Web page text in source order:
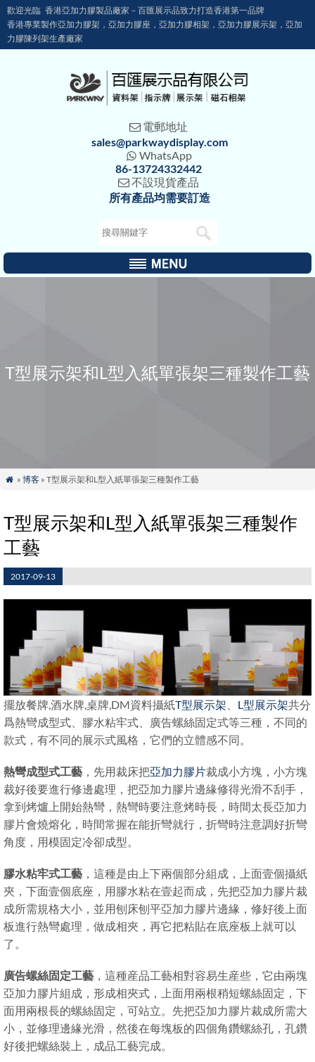
歡迎光臨 香港亞加力膠製品廠家－百匯展示品致力打造香港第一品牌
香港專業製作亞加力膠架，亞加力膠座，亞加力膠相架，亞加力膠展示架，亞加
力膠陳列架生產廠家
 電郵地址
sales@parkwaydisplay.com
 WhatsApp
86-13724332442
不設現貨產品
所有產品均需要訂造
T型展示架和L型入紙單張架三種製作工藝
 » 博客» T型展示架和L型入紙單張架三種製作工藝
T型展示架和L型入紙單張架三種製作
工藝
2017-09-13
擺放餐牌,酒水牌,桌牌,DM資料攝紙T型展示架 L型展示架共分
爲熱彎成型式、膠水粘牢式、廣告螺絲固定式等三種，不同的
款式，有不同的展示式風格，它們的立體感不同。
熱彎成型式工藝 ，先用裁床把亞加力膠片裁成小方塊，小方塊
裁好後要進行修邊處理，把亞加力膠片邊緣修得光滑不刮手，
拿到烤爐上開始熱彎，熱彎時要注意烤時長，時間太長亞加力
膠片會燒熔化，時間常握在能折彎就行，折彎時注意調好折彎
角度，用模固定冷卻成型。
膠水粘牢式工藝 ，這種是由上下兩個部分組成，上面壹個攝紙
夾，下面壹個底座，用膠水粘在壹起而成，先把亞加力膠片裁
成所需規格大小，並用刨床刨平亞加力膠片邊緣，修好後上面
板進行熱彎處理，做成相夾，再它把粘貼在底座板上就可以
了。
廣告螺絲固定工藝 ，這種産品工藝相對容易生産些，它由兩塊
亞加力膠片組成，形成相夾式，上面用兩根稍短螺絲固定，下
面用兩根長的螺絲固定，可站立。先把亞加力膠片裁成所需大
小，並修理邊緣光滑，然後在每塊板的四個角鑽螺絲孔，孔鑽
好後把螺絲裝上，成品工藝完成。